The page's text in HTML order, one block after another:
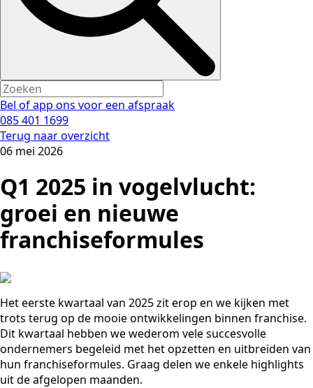
Bel of app ons voor een afspraak
085 401 1699
Terug naar overzicht
06 mei 2026
Q1 2025 in vogelvlucht:
groei en nieuwe
franchiseformules
Het eerste kwartaal van 2025 zit erop en we kijken met
trots terug op de mooie ontwikkelingen binnen franchise.
Dit kwartaal hebben we wederom vele succesvolle
ondernemers begeleid met het opzetten en uitbreiden van
hun franchiseformules. Graag delen we enkele highlights
uit de afgelopen maanden.